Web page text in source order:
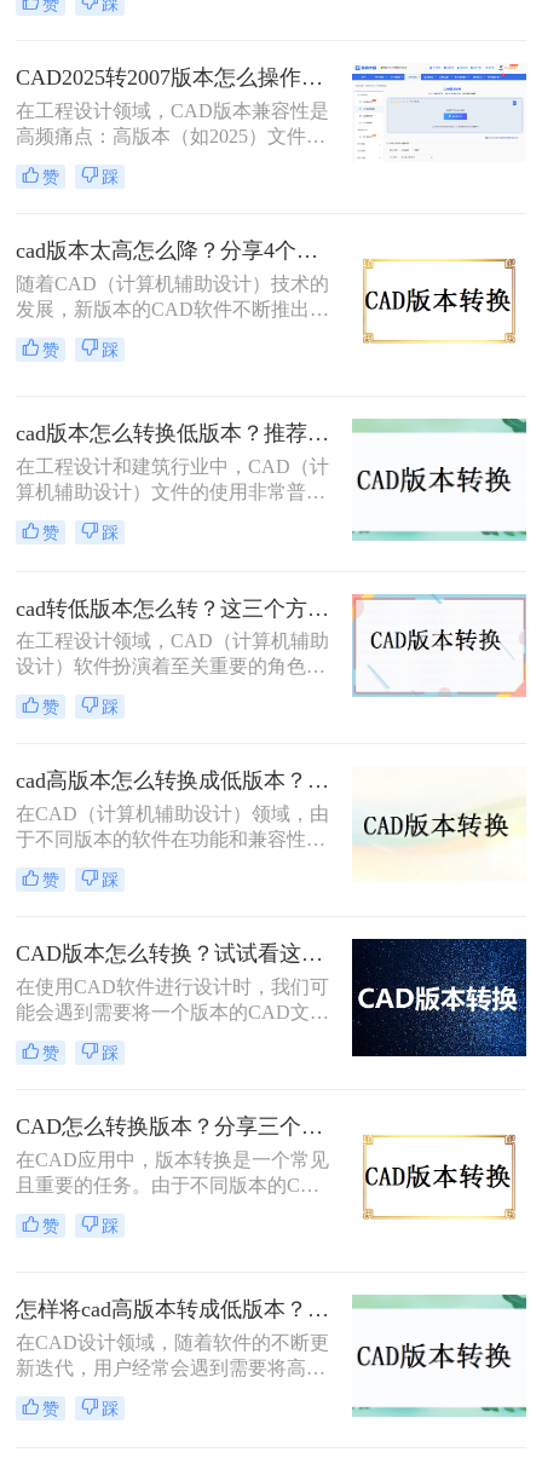
有方法均经2026年实测验证。特别强
感图纸必须使用Autodesk官方本地功
能！
CAD2025转2007版本怎么操作？5种安全有效方法实测（2026年最新版）!
在工程设计领域，CAD版本兼容性是
高频痛点：高版本（如2025）文件无
法被超低版本（2007）打开，导致协
作中断、进度延误。特别强调：2007
必要场景使用。那么CAD2025转2007
版本怎么操作呢？本文聚焦CAD
2025转2007核心解决方案，严格区分
安全使用场景，助您安全高效完成转
换！
赞 踩
cad版本太高怎么降？分享4个实用方法！
随着CAD（计算机辅助设计）技术的
发展，新版本的CAD软件不断推出，
带来了更多的功能和优化。然而，这
也意味着高版本的CAD文件可能无法
CAD文件的版本降低。那么cad版本
太高怎么降呢？本文将介绍四种有效
的方法来实现这一目标。
赞 踩
cad版本怎么转换低版本？推荐这3种方法给大家！
在工程设计和建筑行业中，CAD（计
算机辅助设计）文件的使用非常普
遍。然而，由于不同项目和团队可能
使用不同版本的CAD软件，文件版本
怎么转换低版本呢？本文将详细介绍
三种将CAD文件版本转换为低版本的
方法。
赞 踩
cad转低版本怎么转？这三个方法都可以转换版本！
在工程设计领域，CAD（计算机辅助
设计）软件扮演着至关重要的角色。
然而，由于不同版本的CAD软件之间
存在兼容性问题，有时我们需要将高
在旧版本的软件中打开和编辑。那么
CAD转低版本怎么转呢？本文将为您
介绍几种将CAD文件转换为低版本的
方法，帮助您解决兼容性问题。
赞 踩
cad高版本怎么转换成低版本？为你带来3个好用的方法！
在CAD（计算机辅助设计）领域，由
于不同版本的软件在功能和兼容性上
存在差异，有时我们需要将高版本的
CAD文件转换为低版本，以便在旧版
cad高版本怎么转换成低版本呢？以下
是一些常用的方法来实现CAD高版本
到低版本的转换。
赞 踩
CAD版本怎么转换？试试看这三个方法！
​在使用CAD软件进行设计时，我们可
能会遇到需要将一个版本的CAD文件
转换为另一个版本的情况。这可能是
因为不同的软件版本具有不同的功能
件与使用不同版本CAD软件的用户共
享。下面，我将介绍几种常见的CAD
版本怎么转换方法。
赞 踩
CAD怎么转换版本？分享三个简单转换方法！
在CAD应用中，版本转换是一个常见
且重要的任务。由于不同版本的CAD
软件可能具有不同的文件格式和功
能，因此需要将文件从一个版本转换
绍三种实用的cad版本转换方法，帮助
您轻松完成转换工作。
赞 踩
怎样将cad高版本转成低版本？分享3种实用的方法~！
在CAD设计领域，随着软件的不断更
新迭代，用户经常会遇到需要将高版
本的CAD文件转换为低版本以便在不
同版本的CAD软件中打开或共享的情
赞 踩